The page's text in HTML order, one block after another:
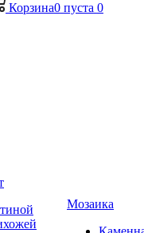
Корзина0 пуста 0
Мозаика